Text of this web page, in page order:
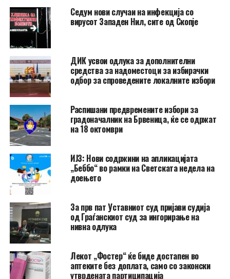
Седум нови случаи на инфекција со
вирусот Западен Нил, сите од Скопје
ДИК усвои одлука за дополнителни
средства за надоместоци за избирачки
одбор за спроведените локалните избори
Распишани предвремените избори за
градоначалник на Брвеница, ќе се одржат
на 18 октомври
ИЈЗ: Нови содржини на апликацијата
„Беббо“ во рамки на Светската недела на
доењето
За прв пат Уставниот суд пријави судија
од Граѓанскиот суд за ингорирање на
нивна одлука
Лекот „Фостер“ ќе биде достапен во
аптеките без доплата, само со законски
утврдената партиципација